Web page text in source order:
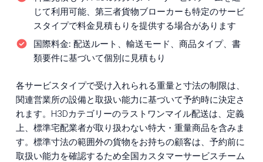
じて利用可能、第三者貨物ブローカーも特定のサービ
スタイプで料金見積もりを提供する場合があります
国際料金: 配送ルート、輸送モード、商品タイプ、書
類要件に基づいて個別に見積もり
各サービスタイプで受け入れられる重量と寸法の制限は、
関連営業所の設備と取扱い能力に基づいて予約時に決定さ
れます。H3Dカテゴリーのラストワンマイル配送は、定義
上、標準宅配業者が取り扱わない特大・重量商品を含みま
す。標準寸法の範囲外の貨物をお持ちの顧客は、予約前に
取扱い能力を確認するため全国カスタマーサービスチーム